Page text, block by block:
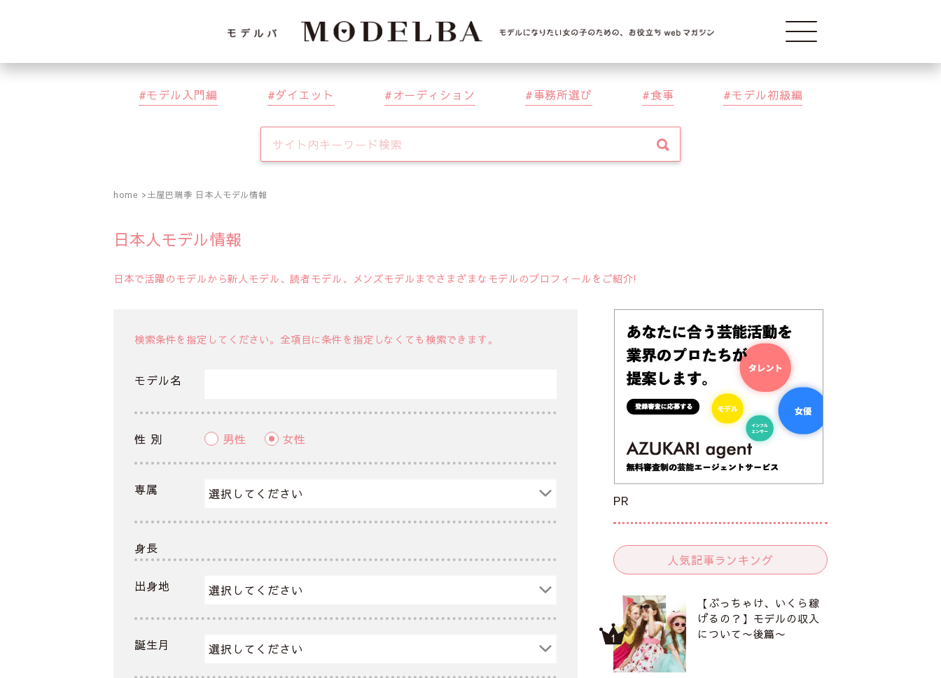
Modelba
モデル入門編 ダイエット オーディション 事務所選び 食事 モデル初級編
home 土屋巴瑞季 日本人モデル情報
日本人モデル情報
日本で活躍のモデルから新人モデル、読者モデル、メンズモデルまでさまざまなモデルのプロフィールをご紹介!
検索条件を指定してください。全項目に条件を指定しなくても検索できます。
モデル名
性 別 男性 女性
専属
身長
出身地
誕生月
PR
人気記事ランキング
【ぶっちゃけ、いくら稼
げるの？】モデルの収入
について〜後篇〜